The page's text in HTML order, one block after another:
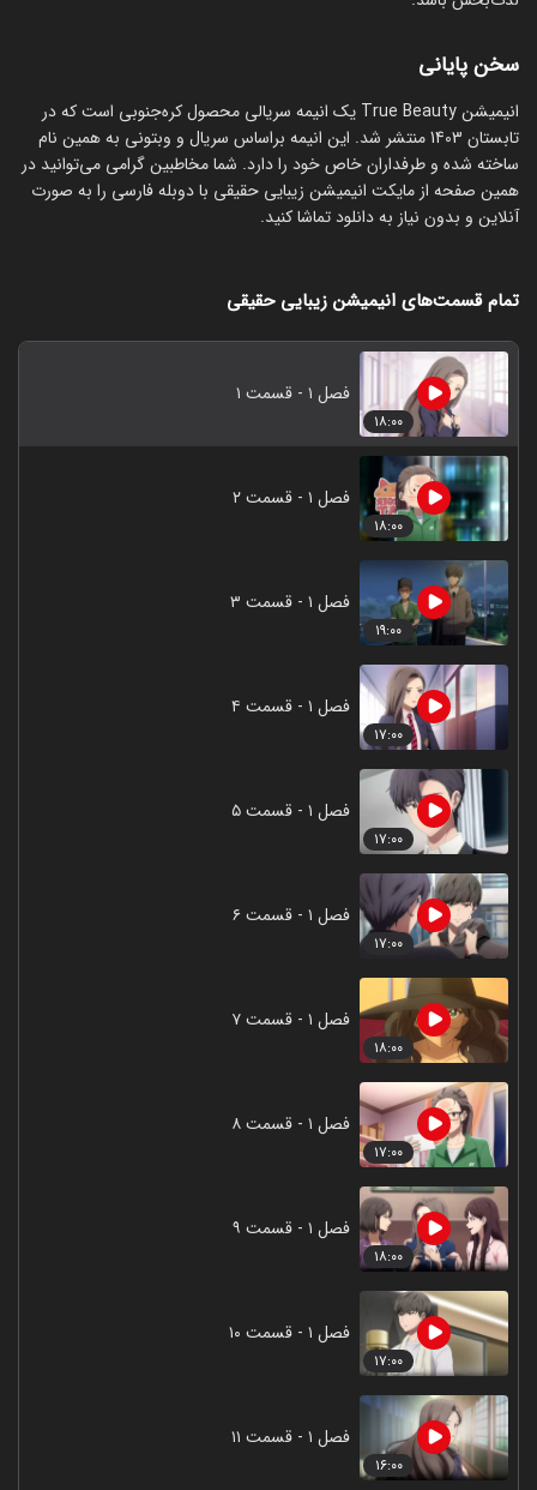
سخن پایانی
انیمیشن True Beauty یک انیمه سریالی محصول کره‌جنوبی است که در
تابستان 1403 منتشر شد. این انیمه براساس سریال و وبتونی به همین نام
ساخته شده و طرفداران خاص خود را دارد. شما مخاطبین گرامی می‌توانید در
همین صفحه از مایکت انیمیشن زیبایی حقیقی با دوبله فارسی را به صورت
آنلاین و بدون نیاز به دانلود تماشا کنید.
تمام قسمت‌های انیمیشن زیبایی حقیقی
۱۸:۰۰
فصل ۱ - قسمت ۱
۱۸:۰۰
فصل ۱ - قسمت ۲
۱۹:۰۰
فصل ۱ - قسمت ۳
۱۷:۰۰
فصل ۱ - قسمت ۴
۱۷:۰۰
فصل ۱ - قسمت ۵
۱۷:۰۰
فصل ۱ - قسمت ۶
۱۸:۰۰
فصل ۱ - قسمت ۷
۱۷:۰۰
فصل ۱ - قسمت ۸
۱۸:۰۰
فصل ۱ - قسمت ۹
۱۷:۰۰
فصل ۱ - قسمت ۱۰
۱۶:۰۰
فصل ۱ - قسمت ۱۱